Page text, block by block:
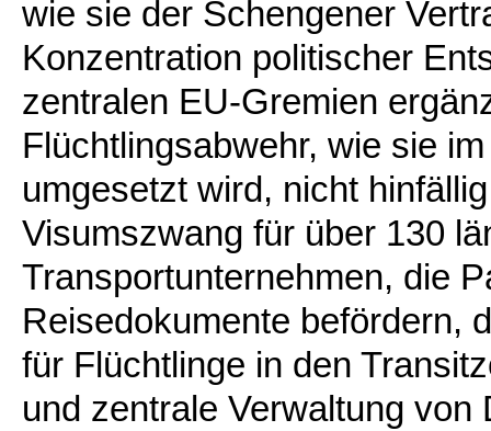
wie sie der Schengener
Konzentration politischer
zentralen EU-Gremien
Flüchtlingsabwehr, wie sie
umgesetzt wird, nicht
Visumszwang für über 130
Transportunternehmen, die
Reisedokumente befördern,
für Flüchtlinge in den
und zentrale Verwaltung